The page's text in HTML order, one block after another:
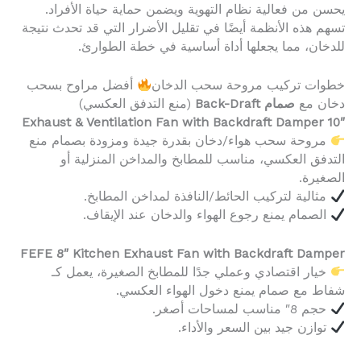
يحسن من فعالية نظام التهوية ويضمن حماية حياة الأفراد.
تسهم هذه الأنظمة أيضًا في تقليل الأضرار التي قد تحدث نتيجة
للدخان، مما يجعلها أداة أساسية في خطة الطوارئ.
خطوات تركيب مروحة سحب الدخان
أفضل مراوح بسحب
دخان مع صمام Back-Draft
(منع التدفق العكسي)
10″ Exhaust & Ventilation Fan with Backdraft Damper
مروحة سحب هواء/دخان بقدرة جيدة ومزودة بصمام منع
التدفق العكسي، مناسب للمطابخ والمداخن المنزلية أو
الصغيرة.
مثالية لتركيب الحائط/النافذة لمداخن المطابخ.
الصمام يمنع رجوع الهواء والدخان عند الإيقاف.
FEFE 8″ Kitchen Exhaust Fan with Backdraft Damper
خيار اقتصادي وعملي جدًا للمطابخ الصغيرة، يعمل كـ
شفاط مع صمام يمنع دخول الهواء العكسي.
حجم 8″ مناسب لمساحات أصغر.
توازن جيد بين السعر والأداء.